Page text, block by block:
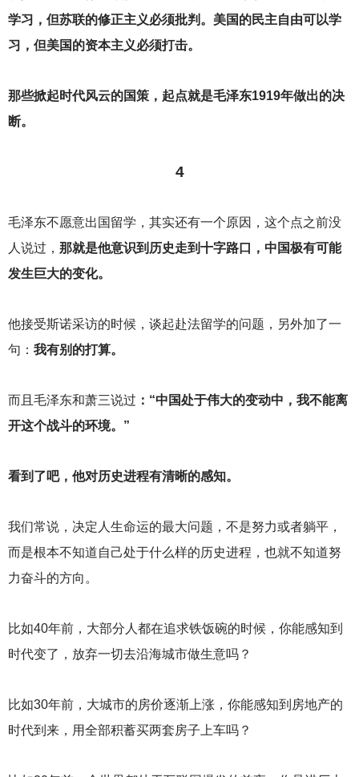
学习，但苏联的修正主义必须批判。美国的民主自由可以学
习，但美国的资本主义必须打击。
那些掀起时代风云的国策，起点就是毛泽东1919年做出的决
断。
4
毛泽东不愿意出国留学，其实还有一个原因，这个点之前没
人说过， 那就是他意识到历史走到十字路口，中国极有可能
发生巨大的变化。
他接受斯诺采访的时候，谈起赴法留学的问题，另外加了一
句： 我有别的打算。
而且毛泽东和萧三说过 ：“中国处于伟大的变动中，我不能离
开这个战斗的环境。”
看到了吧，他对历史进程有清晰的感知。
我们常说，决定人生命运的最大问题，不是努力或者躺平，
而是根本不知道自己处于什么样的历史进程，也就不知道努
力奋斗的方向。
比如40年前，大部分人都在追求铁饭碗的时候，你能感知到
时代变了，放弃一切去沿海城市做生意吗？
比如30年前，大城市的房价逐渐上涨，你能感知到房地产的
时代到来，用全部积蓄买两套房子上车吗？